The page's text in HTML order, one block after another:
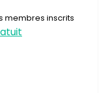
membres inscrits